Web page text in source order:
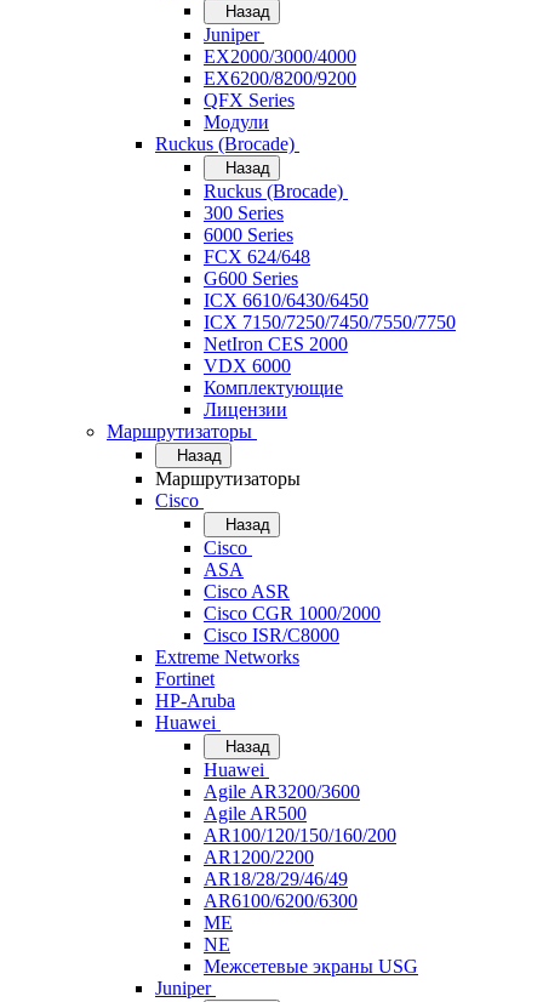
Назад
Juniper
EX2000/3000/4000
EX6200/8200/9200
QFX Series
Модули
Ruckus (Brocade)
Назад
Ruckus (Brocade)
300 Series
6000 Series
FCX 624/648
G600 Series
ICX 6610/6430/6450
ICX 7150/7250/7450/7550/7750
NetIron CES 2000
VDX 6000
Комплектующие
Лицензии
Маршрутизаторы
Назад
Маршрутизаторы
Cisco
Назад
Cisco
ASA
Cisco ASR
Cisco CGR 1000/2000
Cisco ISR/С8000
Extreme Networks
Fortinet
HP-Aruba
Huawei
Назад
Huawei
Agile AR3200/3600
Agile AR500
AR100/120/150/160/200
AR1200/2200
AR18/28/29/46/49
AR6100/6200/6300
ME
NE
Межсетевые экраны USG
Juniper